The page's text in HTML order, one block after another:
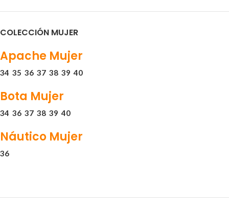
COLECCIÓN MUJER
Apache Mujer
34 35 36 37 38 39 40
Bota Mujer
34 36 37 38 39 40
Náutico Mujer
36